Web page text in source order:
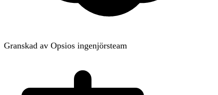
Granskad av Opsios ingenjörsteam